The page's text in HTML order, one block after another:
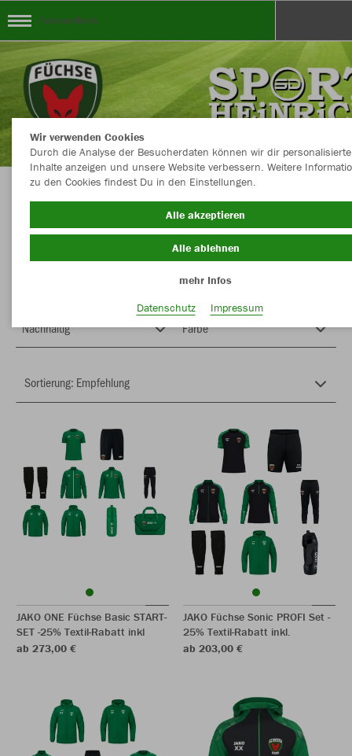
Fuechse Berlin
Achtung! Fehlerhafte Lieferzeitangabe unter
einigen Artikeln! Lieferzeit beträgt 14 Tage für
alles!
Nachhaltig Farbe
JAKO ONE Füchse Basic START-
SET -25% Textil-Rabatt inkl
ab 273,00 €
JAKO Füchse Sonic PROFI Set -
25% Textil-Rabatt inkl.
ab 203,00 €
Wir verwenden Cookies
Durch die Analyse der Besucherdaten können wir dir personalisierte
Inhalte anzeigen und unsere Website verbessern. Weitere
zu den Cookies findest Du in den Einstellungen.
Alle akzeptieren
Alle ablehnen
mehr Infos
Datenschutz
Impressum